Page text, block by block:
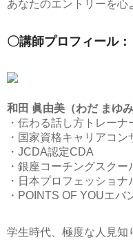
あなたのエントリーを心
〇講師プロフィール：
和田 眞由美（わだ まゆみ
・伝わる話し方トレーナ
・国家資格キャリアコン
・JCDA認定CDA
・銀座コーチングスクー
・日本プロフェッショ
・POINTS OF YOUエバ
学生時代、極度な人見知